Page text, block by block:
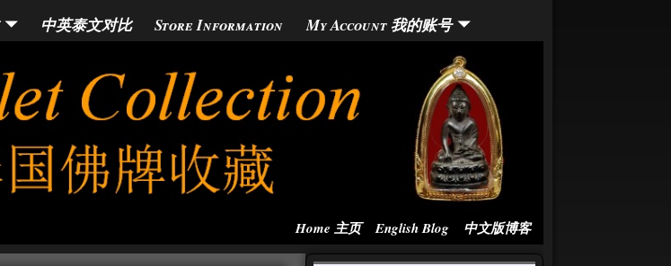
中英泰文对比 Store Information My Account 我的账号
Home 主页 English Blog 中文版博客